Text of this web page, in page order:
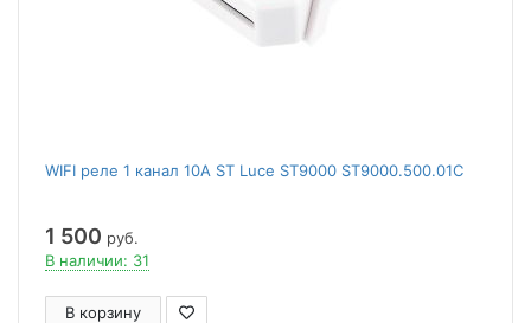
WIFI реле 1 канал 10A ST Luce ST9000 ST9000.500.01C
1 500 руб.
В наличии: 31
В корзину